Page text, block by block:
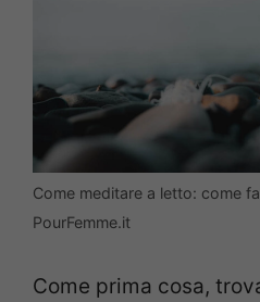
Come meditare a letto: come
PourFemme.it
Come prima cosa,